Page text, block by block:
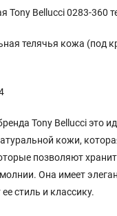
Tony Bellucci 0283-360
телячья кожа (под
Tony Bellucci это
кожи,
позволяют
Она имеет
стиль и классику.